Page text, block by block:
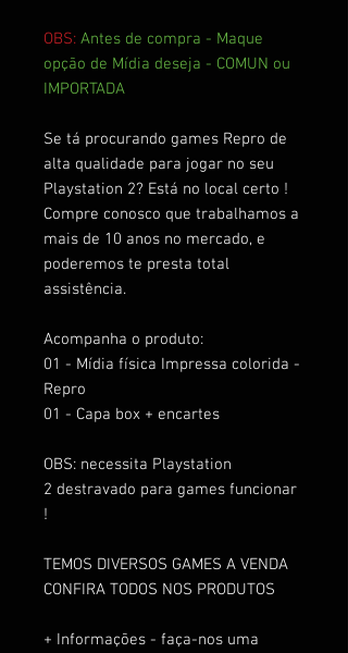
OBS: Antes de compra - Maque
opção de Mídia deseja - COMUN ou
IMPORTADA
Se tá procurando games Repro de
alta qualidade para jogar no seu
Playstation 2? Está no local certo !
Compre conosco que trabalhamos a
mais de 10 anos no mercado, e
poderemos te presta total
assistência.
Acompanha o produto:
01 - Mídia física Impressa colorida -
Repro
01 - Capa box + encartes
OBS: necessita Playstation
2 destravado para games funcionar
!
TEMOS DIVERSOS GAMES A VENDA
CONFIRA TODOS NOS PRODUTOS
+ Informações - faça-nos uma